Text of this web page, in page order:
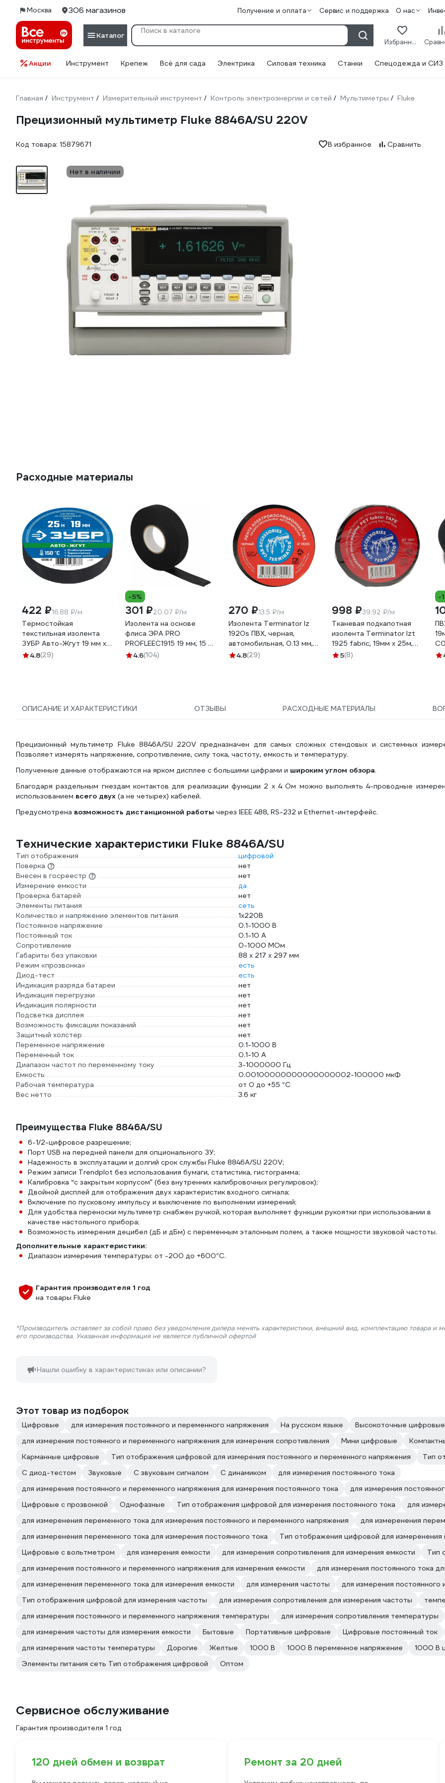
Москва 306 магазинов Получение и оплата Сервис и поддержка О нас
Каталог
Избранное
Акции Инструмент Крепеж Всё для сада Электрика Силовая техника Станки Спецодежда и СИЗ
Главная / Инструмент / Измерительный инструмент / Контроль электроэнергии и сетей / Мультиметры / Fluke
Прецизионный мультиметр Fluke 8846A/SU 220V
Код товара: 15879671 В избранное Сравнить
Нет в наличии
Расходные материалы
422 ₽16.88 ₽/м
Термостойкая
текстильная изолента
ЗУБР Авто-Жгут 19 мм х
25 м 1236-2
4.8(29)
-5%
301 ₽20.07 ₽/м
Изолента на основе
флиса ЭРА PRO
PROFLEEC1915 19 мм, 15 м,
0,3 мм, черная Б0057181
4.6(104)
270 ₽13.5 ₽/м
Изолента Terminator Iz
1920s ПВХ, черная,
автомобильная, 0.13 мм,
19 мм, 20 м 2000251
4.8(29)
998 ₽39.92 ₽/м
Тканевая подкапотная
изолента Terminator Izt
1925 fabric, 19мм х 25м,
толщина 0,25мм
5(8)
-
ОПИСАНИЕ И ХАРАКТЕРИСТИКИ ОТЗЫВЫ РАСХОДНЫЕ МАТЕРИАЛЫ
Прецизионный мультиметр Fluke 8846A/SU 220V предназначен для самых сложных стендовых и системных
Позволяет измерять напряжение, сопротивление, силу тока, частоту, емкость и температуру.
Полученные данные отображаются на ярком дисплее с большими цифрами и широким углом обзора.
Благодаря раздельным гнездам контактов для реализации функции 2 х 4 Ом можно выполнять 4-проводные
использованием всего двух (а не четырех) кабелей.
Предусмотрена возможность дистанционной работы через IEEE 488, RS-232 и Ethernet-интерфейс.
Технические характеристики Fluke 8846A/SU
Тип отображения
цифровой
Поверка
нет
Внесен в госреестр
нет
Измерение емкости
да
Проверка батарей
нет
Элементы питания
сеть
Количество и напряжение элементов питания
1х220B
Постоянное напряжение
0.1-1000 В
Постоянный ток
0.1-10 А
Сопротивление
0-1000 МОм
Габариты без упаковки
88 х 217 х 297 мм
Режим «прозвонка»
есть
Диод-тест
есть
Индикация разряда батареи
нет
Индикация перегрузки
нет
Индикация полярности
нет
Подсветка дисплея
нет
Возможность фиксации показаний
нет
Защитный холстер
нет
Переменное напряжение
0.1-1000 В
Переменный ток
0.1-10 А
Диапазон частот по переменному току
3-1000000 Гц
Емкость
0.00100000000000000002-100000 мкФ
Рабочая температура
от 0 до +55 °С
Вес нетто
3.6 кг
Преимущества Fluke 8846A/SU
6-1/2-цифровое разрешение;
Порт USB на передней панели для опционального ЗУ;
Надежность в эксплуатации и долгий срок службы Fluke 8846A/SU 220V;
Режим записи Trendplot без использования бумаги, статистика, гистограмма;
Калибровка “с закрытым корпусом” (без внутренних калибровочных регулировок);
Двойной дисплей для отображения двух характеристик входного сигнала;
Включение по пусковому импульсу и выключение по выполнении измерений;
Для удобства переноски мультиметр снабжен ручкой, которая выполняет функции рукоятки при использовании в
качестве настольного прибора;
Возможность измерения децибел (дБ и дБм) с переменным эталонным полем, а также мощности звуковой частоты.
Дополнительные характеристики:
Диапазон измерения температуры: от -200 до +600°C.
Гарантия производителя 1 год
на товары Fluke
*Производитель оставляет за собой право без уведомления дилера менять характеристики, внешний вид, комплектацию товара и
его производства. Указанная информация не является публичной офертой
Нашли ошибку в характеристиках или описании?
Этот товар из подборок
Цифровые для измерения постоянного и переменного напряжения На русском языке
Высокоточные цифровые
для измерения постоянного и переменного напряжения для измерения сопротивления
Мини цифровые
Карманные цифровые
Тип отображения цифровой для измерения постоянного и переменного напряжения
Тип
С диод-тестом
Звуковые С звуковым сигналом С динамиком
для измерения постоянного тока
для измерения постоянного и переменного напряжения для измерения постоянного тока
для измерения
Цифровые с прозвонкой
Однофазные Тип отображения цифровой для измерения постоянного тока
для
для измеренения переменного тока для измерения постоянного и переменного напряжения
для измеренения
для измеренения переменного тока для измерения постоянного тока
Тип отображения цифровой для измеренения
Цифровые с вольтметром
для измерения емкости для измерения сопротивления для измерения емкости
Тип
для измерения постоянного и переменного напряжения для измерения емкости
для измерения постоянного тока
для измеренения переменного тока для измерения емкости
для измерения частоты
для измерения
Тип отображения цифровой для измерения частоты
для измерения сопротивления для измерения частоты
для измерения постоянного и переменного напряжения температуры
для измерения сопротивления температуры
для измерения частоты для измерения емкости
Бытовые Портативные цифровые
Цифровые постоянный ток
для измерения частоты температуры
Дорогие Желтые 1000 В 1000 В переменное напряжение
1000 В
Элементы питания сеть Тип отображения цифровой
Оптом
Сервисное обслуживание
Гарантия производителя 1 год
120 дней обмен и возврат Ремонт за 20 дней